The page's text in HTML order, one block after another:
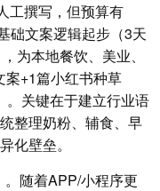
工撰写，但预算有
础文案逻辑起步（3天
为本地餐饮、美业、
案+1篇小红书种草
。关键在于建立行业语
整理奶粉、辅食、早
化壁垒。
随着APP/小程序更